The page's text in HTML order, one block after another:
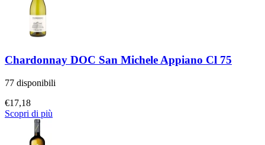
Chardonnay DOC San Michele Appiano Cl 75
77 disponibili
€17,18
Scopri di più